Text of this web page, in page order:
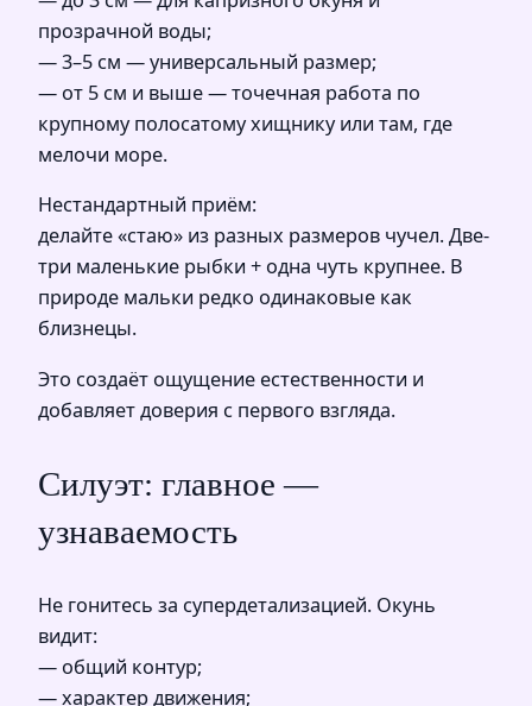
прозрачной воды;
— 3–5 см — универсальный размер;
— от 5 см и выше — точечная работа по
крупному полосатому хищнику или там, где
мелочи море.
Нестандартный приём:
делайте «стаю» из разных размеров чучел. Две-
три маленькие рыбки + одна чуть крупнее. В
природе мальки редко одинаковые как
близнецы.
Это создаёт ощущение естественности и
добавляет доверия с первого взгляда.
Силуэт: главное —
узнаваемость
Не гонитесь за супердетализацией. Окунь
видит:
— общий контур;
— характер движения;